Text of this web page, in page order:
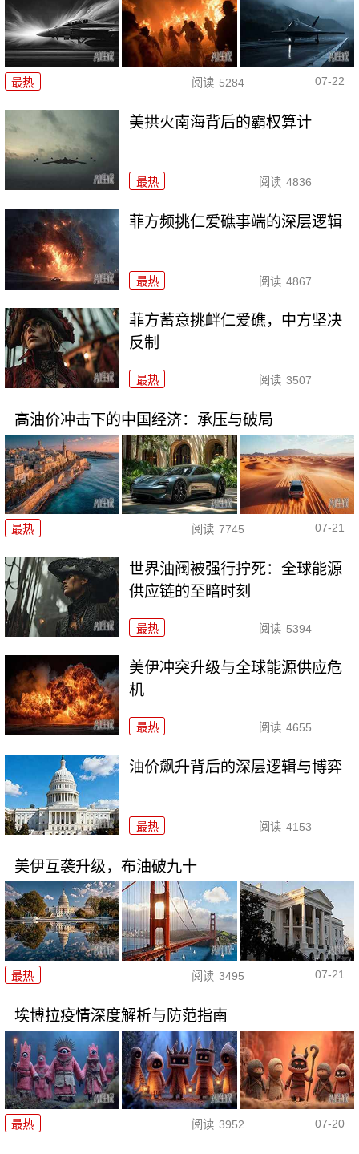
最热 阅读 5284 07-22
美拱火南海背后的霸权算计
最热 阅读 4836
菲方频挑仁爱礁事端的深层逻辑
最热 阅读 4867
菲方蓄意挑衅仁爱礁，中方坚决
反制
最热 阅读 3507
高油价冲击下的中国经济：承压与破局
最热 阅读 7745 07-21
世界油阀被强行拧死：全球能源
供应链的至暗时刻
最热 阅读 5394
美伊冲突升级与全球能源供应危
机
最热 阅读 4655
油价飙升背后的深层逻辑与博弈
最热 阅读 4153
美伊互袭升级，布油破九十
最热 阅读 3495 07-21
埃博拉疫情深度解析与防范指南
最热 阅读 3952 07-20